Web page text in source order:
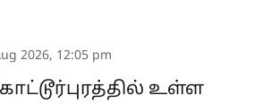
2026, 12:05 pm
உள்ள